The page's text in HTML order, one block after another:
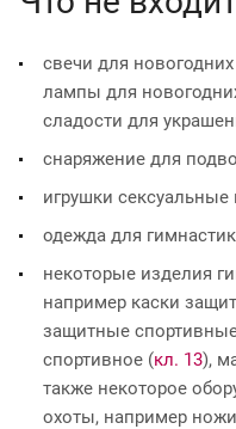
свечи для
лампы для
сладости для
снаряжение для
игрушки
одежда для
некоторые изделия
например каски
защитные
спортивное (кл. 13),
также некоторое
охоты, например